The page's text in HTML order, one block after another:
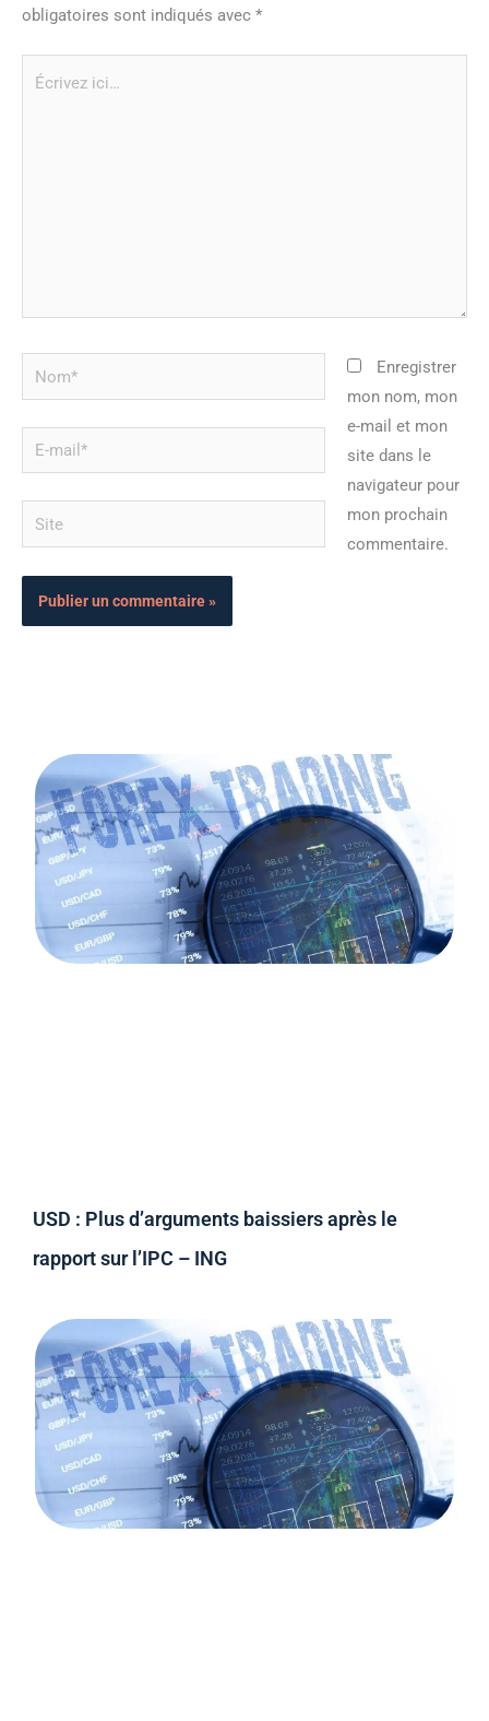
obligatoires sont indiqués avec *
Nom*
mail*
Site
Enregistrer
mon nom, mon
e-mail et mon
site dans le
navigateur pour
mon prochain
commentaire.
USD : Plus d’arguments baissiers après le
rapport sur l’IPC – ING